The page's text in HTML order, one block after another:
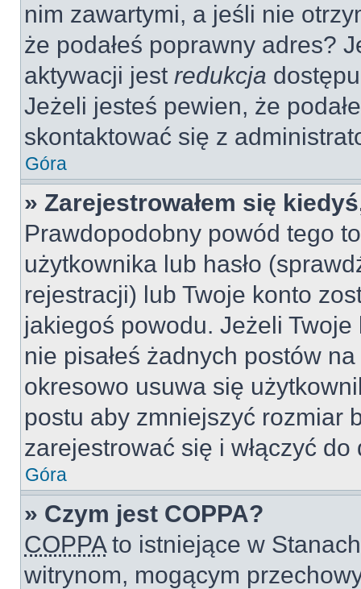
nim zawartymi, a jeśli nie
że podałeś poprawny adres?
aktywacji jest redukcja
Jeżeli jesteś pewien, że
skontaktować się z
Góra
» Zarejestrowałem się
Prawdopodobny powód tego
użytkownika lub hasło
rejestracji) lub Twoje konto
jakiegoś powodu. Jeżeli
nie pisałeś żadnych postów
okresowo usuwa się
postu aby zmniejszyć rozmiar
zarejestrować się i włączyć
Góra
» Czym jest COPPA?
COPPAto istniejące w
witrynom, mogącym